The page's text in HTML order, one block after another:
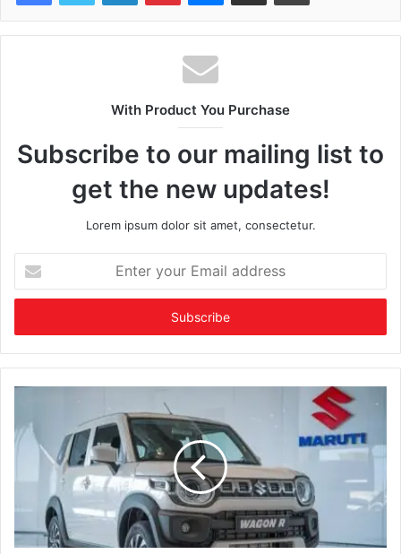
With Product You Purchase
Subscribe to our mailing list to
get the new updates!
Lorem ipsum dolor sit amet, consectetur.
your
Email